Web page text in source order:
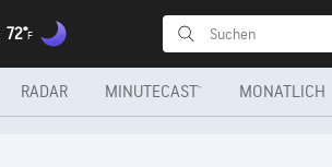
72°F
RADAR MINUTECAST® MONATLICH